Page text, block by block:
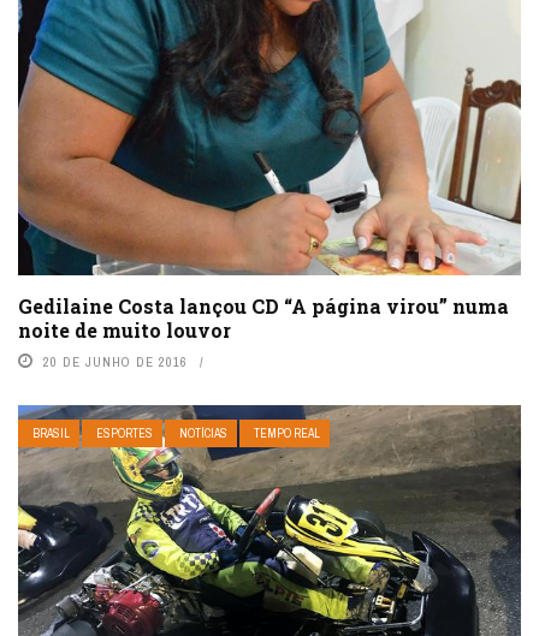
Gedilaine Costa lançou CD “A página virou” numa
noite de muito louvor
20 DE JUNHO DE 2016
BRASIL ESPORTES NOTÍCIAS TEMPO REAL